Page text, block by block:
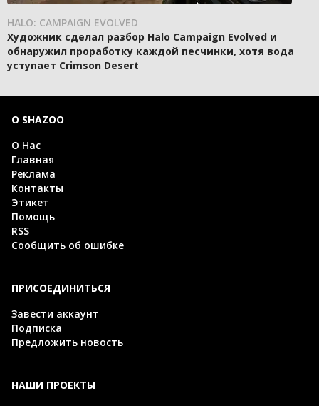
HALO: CAMPAIGN EVOLVED
Художник сделал разбор Halo Campaign Evolved и
обнаружил проработку каждой песчинки, хотя вода
уступает Crimson Desert
О SHAZOO
О Нас
Главная
Реклама
Контакты
Этикет
Помощь
RSS
Сообщить об ошибке
ПРИСОЕДИНИТЬСЯ
Завести аккаунт
Подписка
Предложить новость
НАШИ ПРОЕКТЫ